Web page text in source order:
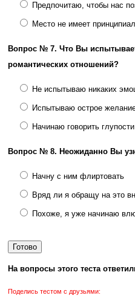
Предпочитаю, чтобы нас
Место не имеет
Вопрос № 7. Что Вы
романтических отношений?
Не испытываю никаких
Испытываю острое
Начинаю говорить
Вопрос № 8. Неожиданно Вы
Начну с ним флиртовать
Вряд ли я обращу на это
Похоже, я уже начинаю
На вопросы этого теста
Поделись тестом с друзьями: